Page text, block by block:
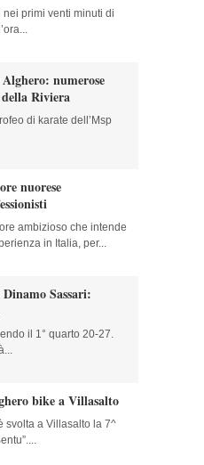
primi venti minuti di
numerose
Riviera
di karate dell’Msp
nuorese
ambizioso che intende
in Italia, per...
Sassari:
il 1° quarto 20-27.
bike a Villasalto
svolta a Villasalto la 7^